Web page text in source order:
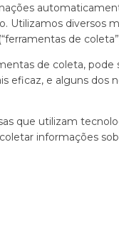
Utilizamos diversos
de
de coleta,
eficaz, e alguns dos
que utilizam
informações